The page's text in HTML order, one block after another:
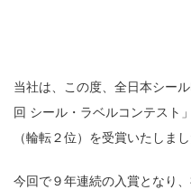
当社は、この度、全日本シー
回 シール・ラベルコンテスト
（輪転２位）を受賞いたしまし
今回で９年連続の入賞となり